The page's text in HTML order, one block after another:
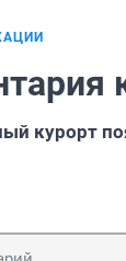
курорт